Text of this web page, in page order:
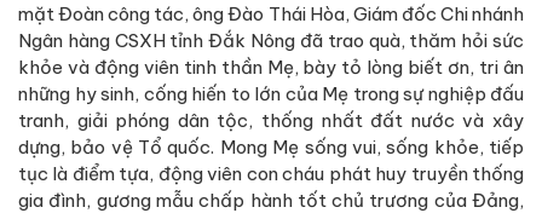
mặt Đoàn công tác, ông Đào Thái Hòa, Giám đốc Chi nhánh
Ngân hàng CSXH tỉnh Đắk Nông đã trao quà, thăm hỏi sức
khỏe và động viên tinh thần Mẹ, bày tỏ lòng biết ơn, tri ân
những hy sinh, cống hiến to lớn của Mẹ trong sự nghiệp đấu
tranh, giải phóng dân tộc, thống nhất đất nước và xây
dựng, bảo vệ Tổ quốc. Mong Mẹ sống vui, sống khỏe, tiếp
tục là điểm tựa, động viên con cháu phát huy truyền thống
gia đình, gương mẫu chấp hành tốt chủ trương của Đảng,